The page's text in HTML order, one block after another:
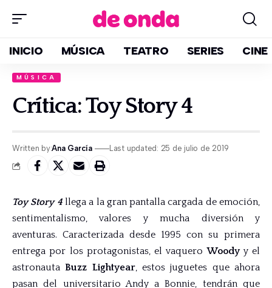
INICIO MÚSICA TEATRO SERIES CINE
MÚSICA
Crítica: Toy Story 4
Written by:Ana García Last updated: 25 de julio de 2019
Toy Story 4llega a la gran pantalla cargada de emoción,
sentimentalismo, valores y mucha diversión y
aventuras. Caracterizada desde 1995 con su primera
entrega por los protagonistas, el vaqueroWoodyy el
astronautaBuzz Lightyear, estos juguetes que ahora
pasan del universitario Andy a Bonnie, tendrán que